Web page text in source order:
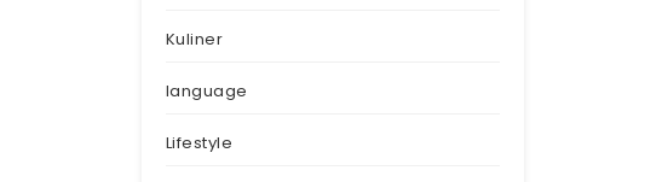
Kuliner
language
Lifestyle